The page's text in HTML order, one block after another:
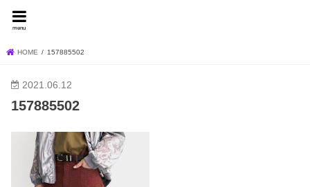
menu
HOME 157885502
2021.06.12
157885502